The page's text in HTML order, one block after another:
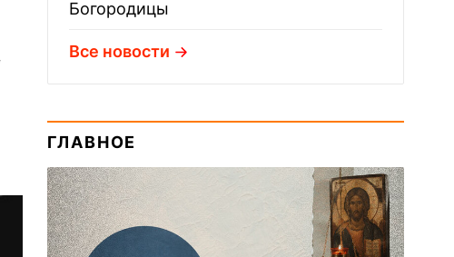
Богородицы
Все новости
ГЛАВНОЕ